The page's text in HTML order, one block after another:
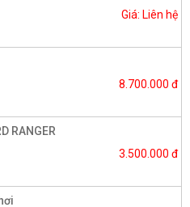
Giá: Liên hệ
8.700.000 đ
RANGER
3.500.000 đ